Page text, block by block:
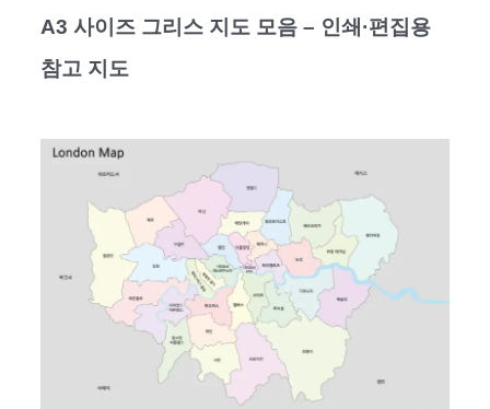
A3 사이즈 그리스 지도 모음 – 인쇄·편집용
참고 지도